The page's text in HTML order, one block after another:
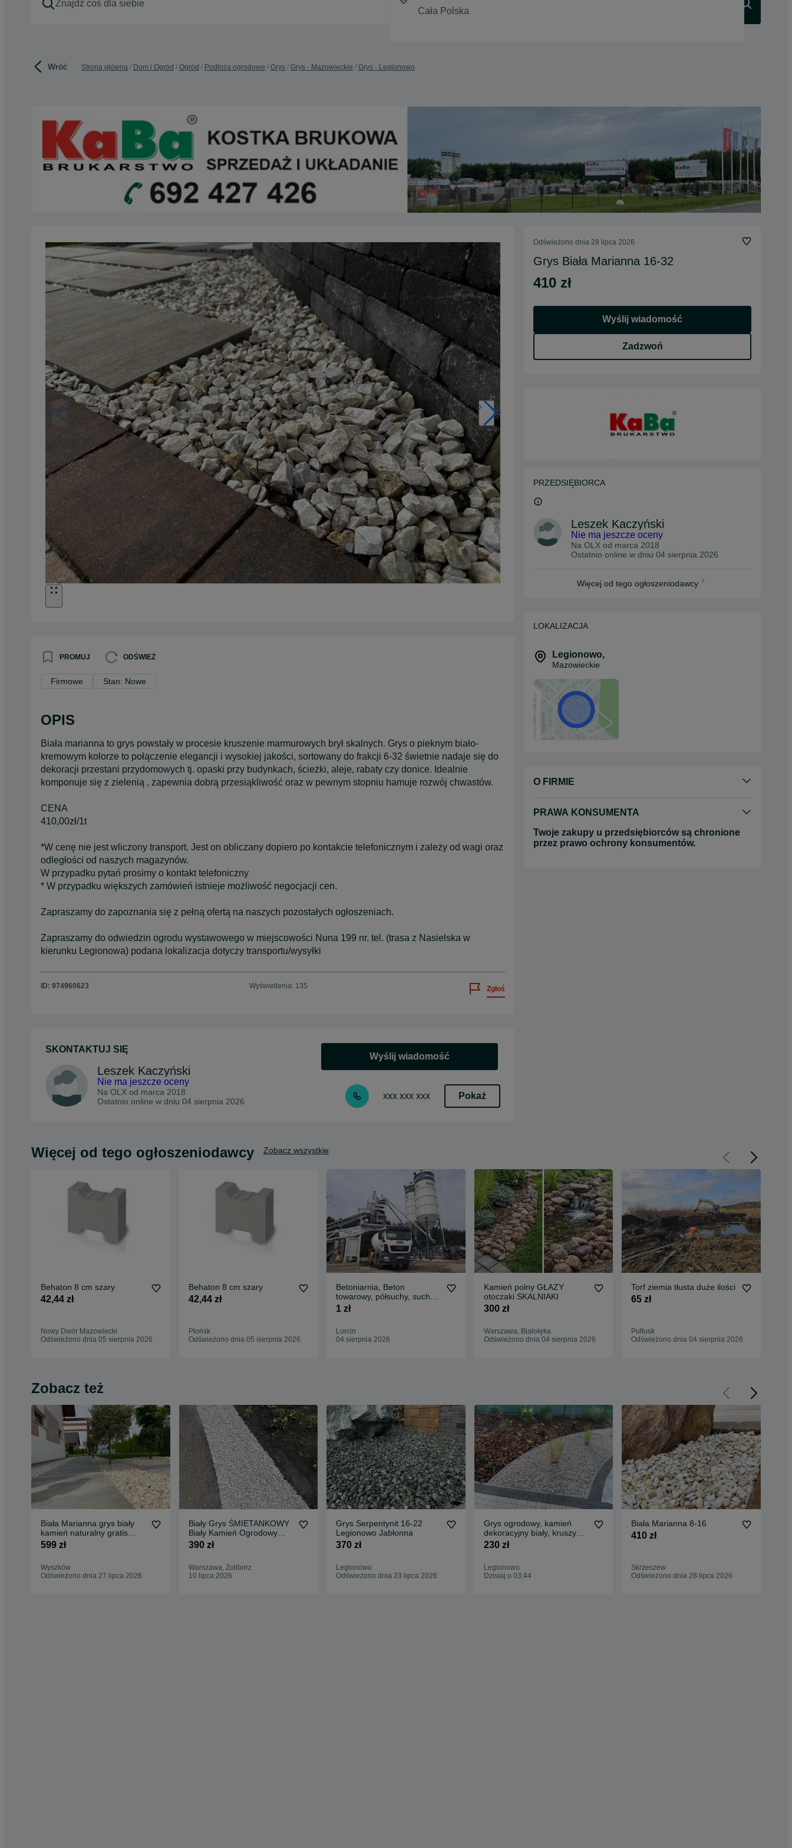
Wróć Strona główna Dom i Ogród Ogród Podłoża ogrodowe Grys Grys - Mazowieckie Grys - Legionowo
PROMUJ ODŚWIEŻ
Firmowe Stan: Nowe
OPIS
Biała marianna to grys powstały w procesie kruszenie marmurowych brył skalnych. Grys o pieknym biało-
kremowym kolorze to połączenie elegancji i wysokiej jakości, sortowany do frakcji 6-32 świetnie nadaje się do
dekoracji przestani przydomowych tj. opaski przy budynkach, ścieżki, aleje, rabaty czy donice. Idealnie
komponuje się z zielenią , zapewnia dobrą przesiąkliwość oraz w pewnym stopniu hamuje rozwój chwastów.
CENA
410,00zł/1t
*W cenę nie jest wliczony transport. Jest on obliczany dopiero po kontakcie telefonicznym i zależy od wagi oraz
odległości od naszych magazynów.
W przypadku pytań prosimy o kontakt telefoniczny
* W przypadku większych zamówień istnieje możliwość negocjacji cen.
Zapraszamy do zapoznania się z pełną ofertą na naszych pozostałych ogłoszeniach.
Zapraszamy do odwiedzin ogrodu wystawowego w miejscowości Nuna 199 nr. tel. (trasa z Nasielska w
kierunku Legionowa) podana lokalizacja dotyczy transportu/wysyłki
ID: 974960623 Wyświetlenia: 135 Zgłoś
SKONTAKTUJ SIĘ
Leszek Kaczyński
Nie ma jeszcze oceny
Na OLX od marca 2018
Ostatnio online w dniu 04 sierpnia 2026
Wyślij wiadomość
xxx xxx xxx Pokaż
Odświeżono dnia 28 lipca 2026
Grys Biała Marianna 16-32
410 zł
Wyślij wiadomość
Zadzwoń
PRZEDSIĘBIORCA
Leszek Kaczyński
Nie ma jeszcze oceny
Na OLX od marca 2018
Ostatnio online w dniu 04 sierpnia 2026
Więcej od tego ogłoszeniodawcy
LOKALIZACJA
Legionowo,
Mazowieckie
O FIRMIE
PRAWA KONSUMENTA
Twoje zakupy u przedsiębiorców są chronione
przez prawo ochrony konsumentów.
Więcej od tego ogłoszeniodawcy Zobacz wszystkie
Behaton 8 cm szary
42,44 zł
Nowy Dwór Mazowiecki
Odświeżono dnia 05 sierpnia 2026
Behaton 8 cm szary
42,44 zł
Płońsk
Odświeżono dnia 05 sierpnia 2026
Betoniarnia, Beton
towarowy, półsuchy, suchy,
chudziak, stabilizacja.
1 zł
Lorcin
04 sierpnia 2026
Kamień polny GŁAZY
otoczaki SKALNIAKI
300 zł
Warszawa, Białołęka
Odświeżono dnia 04 sierpnia 2026
Torf ziemia tłusta duże ilości
65 zł
Pułtusk
Odświeżono dnia 04 sierpnia 2026
Zobacz też
Biała Marianna grys biały
kamień naturalny gratis
dostawa + głaz!
599 zł
Wyszków
Odświeżono dnia 27 lipca 2026
Biały Grys ŚMIETANKOWY
Biały Kamień Ogrodowy
Grysik na Podjazd 8-16 mm
Płyty Kruszywo Śmietanka
Dekoracyjny
390 zł
Warszawa, Żoliborz
10 lipca 2026
Grys Serpentynit 16-22
Legionowo Jabłonna
370 zł
Legionowo
Odświeżono dnia 23 lipca 2026
Grys ogrodowy, kamień
dekoracyjny biały, kruszywo
dekoracyjne
230 zł
Legionowo
Dzisiaj o 03:44
Biała Marianna 8-16
410 zł
Skrzeszew
Odświeżono dnia 28 lipca 2026